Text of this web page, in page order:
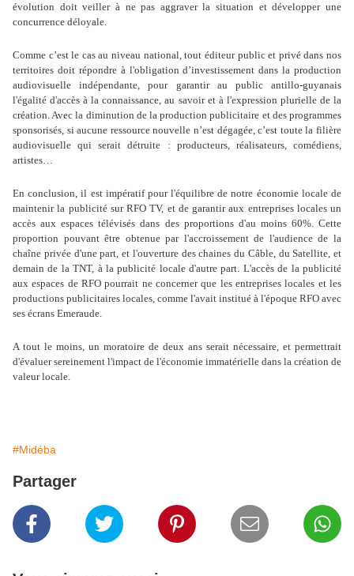
évolution doit veiller à ne pas aggraver la situation et développer une
concurrence déloyale.
Comme c’est le cas au niveau national, tout éditeur public et privé dans nos
territoires doit répondre à l'obligation d’investissement dans la production
audiovisuelle indépendante, pour garantir au public antillo-guyanais
l'égalité d'accès à la connaissance, au savoir et à l'expression plurielle de la
création. Avec la diminution de la production publicitaire et des programmes
sponsorisés, si aucune ressource nouvelle n’est dégagée, c’est toute la filière
audiovisuelle qui serait détruite : producteurs, réalisateurs, comédiens,
artistes…
En conclusion, il est impératif pour l'équilibre de notre économie locale de
maintenir la publicité sur RFO TV, et de garantir aux entreprises locales un
accès aux espaces télévisés dans des proportions d'au moins 60%. Cette
proportion pouvant être obtenue par l'accroissement de l'audience de la
chaîne privée d'une part, et l'ouverture des chaines du Câble, du Satellite, et
demain de la TNT, à la publicité locale d'autre part. L'accès de la publicité
aux espaces de RFO pourrait ne concerner que les entreprises locales et les
productions publicitaires locales, comme l'avait institué à l'époque RFO avec
ses écrans Emeraude.
A tout le moins, un moratoire de deux ans serait nécessaire, et permettrait
d'évaluer sereinement l'impact de l'économie immatérielle dans la création de
valeur locale.
#Midéba
Partager